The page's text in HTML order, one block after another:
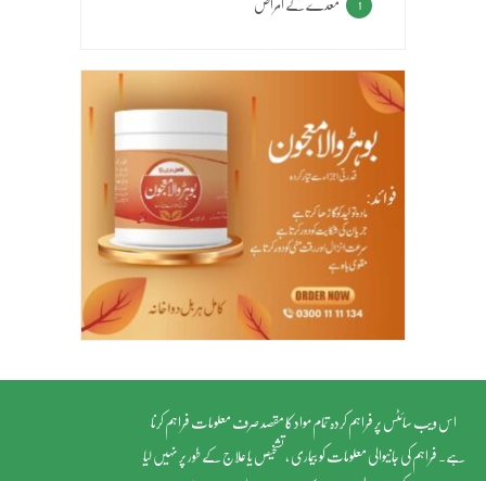
معدے کے امراض 1
اس ویب سائٹس پر فراہم کردہ تمام مواد کا مقصد صرف معلومات فراہم کرنا
ہے۔ فراہم کی جانیوالی معلومات کو بیماری ، تشخیص یا علاج کے طور پر نہیں لیا